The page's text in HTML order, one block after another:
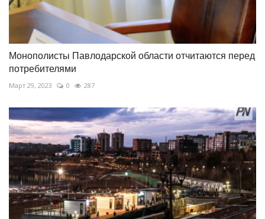
Монополисты Павлодарской области отчитаются перед
потребителями
Март 29, 2023 0 287